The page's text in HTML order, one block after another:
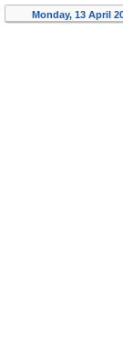
Monday, 13 April